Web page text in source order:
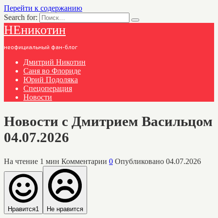
Перейти к содержанию
Search for:
НЕникотин
неофициальный фан-блог
Дмитрий Никотин
Саня во Флориде
Юрий Подоляка
Спецоперация
Новости
Новости с Дмитрием Васильцом
04.07.2026
На чтение 1 мин Комментарии 0 Опубликовано 04.07.2026
Нравится1 Не нравится